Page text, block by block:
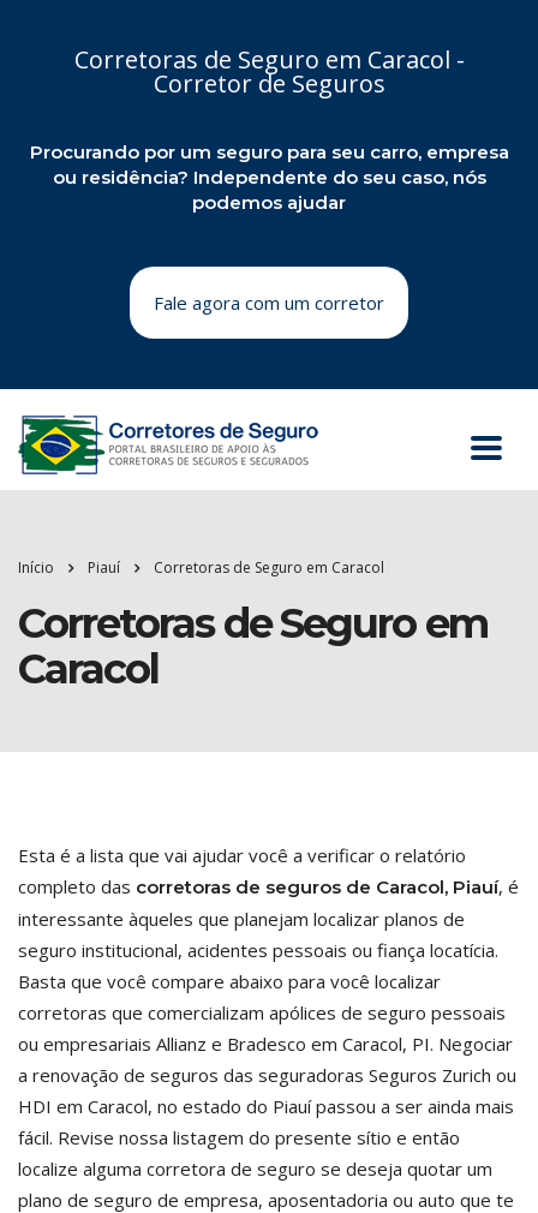
Corretoras de Seguro em Caracol -
Corretor de Seguros
Procurando por um seguro para seu carro, empresa
ou residência? Independente do seu caso, nós
podemos ajudar
Fale agora com um corretor
Início Piauí Corretoras de Seguro em Caracol
Corretoras de Seguro em
Caracol
Esta é a lista que vai ajudar você a verificar o relatório
completo das corretoras de seguros de Caracol, Piauí, é
interessante àqueles que planejam localizar planos de
seguro institucional, acidentes pessoais ou fiança locatícia.
Basta que você compare abaixo para você localizar
corretoras que comercializam apólices de seguro pessoais
ou empresariais Allianz e Bradesco em Caracol, PI. Negociar
a renovação de seguros das seguradoras Seguros Zurich ou
HDI em Caracol, no estado do Piauí passou a ser ainda mais
fácil. Revise nossa listagem do presente sítio e então
localize alguma corretora de seguro se deseja quotar um
plano de seguro de empresa, aposentadoria ou auto que te